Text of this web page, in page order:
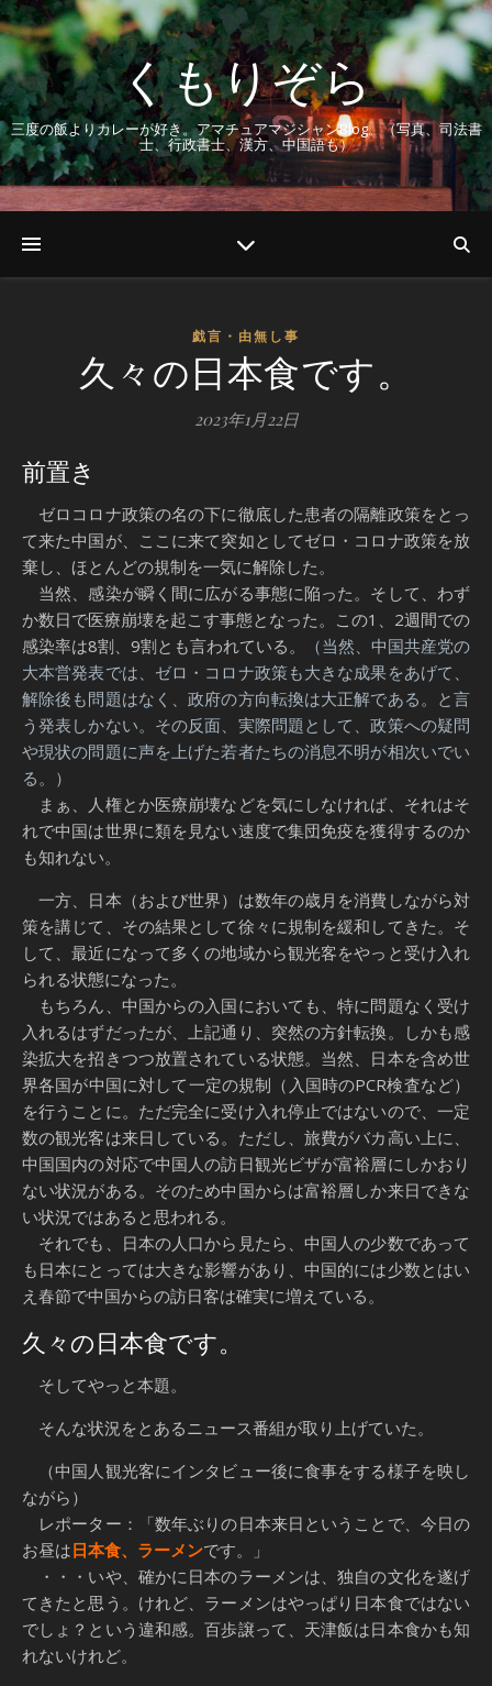
くもりぞら
三度の飯よりカレーが好き。アマチュアマジシャンBlog。（写真、司法書
士、行政書士、漢方、中国語も）
戯言・由無し事
久々の日本食です。
2023年1月22日
前置き
ゼロコロナ政策の名の下に徹底した患者の隔離政策をとっ
て来た中国が、ここに来て突如としてゼロ・コロナ政策を放
棄し、ほとんどの規制を一気に解除した。
当然、感染が瞬く間に広がる事態に陥った。そして、わず
か数日で医療崩壊を起こす事態となった。この1、2週間での
感染率は8割、9割とも言われている。
（当然、中国共産党の
大本営発表では、ゼロ・コロナ政策も大きな成果をあげて、
解除後も問題はなく、政府の方向転換は大正解である。と言
う発表しかない。その反面、実際問題として、政策への疑問
や現状の問題に声を上げた若者たちの消息不明が相次いでい
る。）
まぁ、人権とか医療崩壊などを気にしなければ、それはそ
れで中国は世界に類を見ない速度で集団免疫を獲得するのか
も知れない。
一方、日本（および世界）は数年の歳月を消費しながら対
策を講じて、その結果として徐々に規制を緩和してきた。そ
して、最近になって多くの地域から観光客をやっと受け入れ
られる状態になった。
もちろん、中国からの入国においても、特に問題なく受け
入れるはずだったが、上記通り、突然の方針転換。しかも感
染拡大を招きつつ放置されている状態。当然、日本を含め世
界各国が中国に対して一定の規制（入国時のPCR検査など）
を行うことに。ただ完全に受け入れ停止ではないので、一定
数の観光客は来日している。ただし、旅費がバカ高い上に、
中国国内の対応で中国人の訪日観光ビザが富裕層にしかおり
ない状況がある。そのため中国からは富裕層しか来日できな
い状況ではあると思われる。
それでも、日本の人口から見たら、中国人の少数であって
も日本にとっては大きな影響があり、中国的には少数とはい
え春節で中国からの訪日客は確実に増えている。
久々の日本食です。
そしてやっと本題。
そんな状況をとあるニュース番組が取り上げていた。
（中国人観光客にインタビュー後に食事をする様子を映し
ながら）
レポーター：「数年ぶりの日本来日ということで、今日の
お昼は日本食、ラーメンです。」
・・・いや、確かに日本のラーメンは、独自の文化を遂げ
てきたと思う。けれど、ラーメンはやっぱり日本食ではない
でしょ？という違和感。百歩譲って、天津飯は日本食かも知
れないけれど。